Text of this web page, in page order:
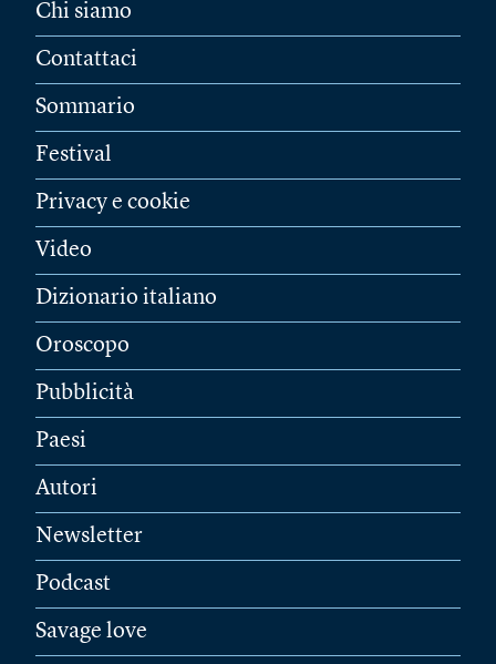
Chi siamo
Contattaci
Sommario
Festival
Privacy e cookie
Video
Dizionario italiano
Oroscopo
Pubblicità
Paesi
Autori
Newsletter
Podcast
Savage love